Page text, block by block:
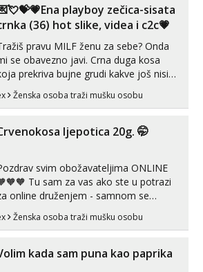
njezan seks i njezne poljupce po
koji me jako pale,obozavam kad
muskar...
playboy zečica-sisata
(36) hot slike, videa i c2c💗
pravu MILF ženu za sebe? Onda
se obavezno javi. Crna duga kosa
prekriva bujne grudi kakve još nisi
vidio, čista ŠESTICA! A usne? O usnama
da ni ne pričam. Prave pune usne
mi, takve još nisi vidio. Uvijek sam
spremna za ONLOINE zabavu...
Ženska osoba traži mušku osobu
ljepotica 20g. 🤭
svim obožavateljima ONLINE
Tu sam za vas ako ste u potrazi
online druženjem - samnom se
možete zabaviti preko videopoziva, ili
vam nisam dovoljna radim i u paru i
Radim i vruća tipkanja uz slike i hot
line pozive. Za vas sam pripremila ...
Ženska osoba traži mušku osobu
kada sam puna kao paprika